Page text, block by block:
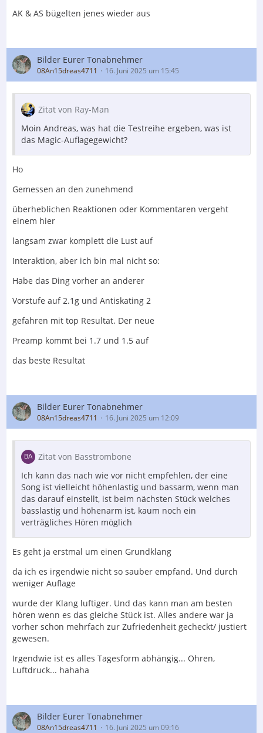
AK & AS bügelten jenes wieder aus
Bilder Eurer Tonabnehmer
08An15dreas4711 16. Juni 2025 um 15:45
Zitat von Ray-Man
Moin Andreas, was hat die Testreihe ergeben, was ist
das Magic-Auflagegewicht?
Ho
Gemessen an den zunehmend
überheblichen Reaktionen oder Kommentaren vergeht
einem hier
langsam zwar komplett die Lust auf
Interaktion, aber ich bin mal nicht so:
Habe das Ding vorher an anderer
Vorstufe auf 2.1g und Antiskating 2
gefahren mit top Resultat. Der neue
Preamp kommt bei 1.7 und 1.5 auf
das beste Resultat
Bilder Eurer Tonabnehmer
08An15dreas4711 16. Juni 2025 um 12:09
Zitat von Basstrombone
Ich kann das nach wie vor nicht empfehlen, der eine
Song ist vielleicht höhenlastig und bassarm, wenn man
das darauf einstellt, ist beim nächsten Stück welches
basslastig und höhenarm ist, kaum noch ein
verträgliches Hören möglich
Es geht ja erstmal um einen Grundklang
da ich es irgendwie nicht so sauber empfand. Und durch
weniger Auflage
wurde der Klang luftiger. Und das kann man am besten
hören wenn es das gleiche Stück ist. Alles andere war ja
vorher schon mehrfach zur Zufriedenheit gecheckt/ justiert
gewesen.
Irgendwie ist es alles Tagesform abhängig... Ohren,
Luftdruck... hahaha
Bilder Eurer Tonabnehmer
08An15dreas4711 16. Juni 2025 um 09:16